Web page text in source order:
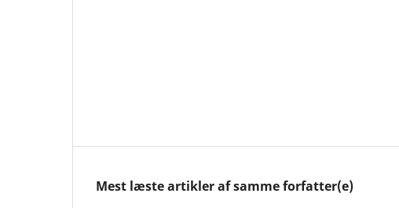
Mest læste artikler af samme forfatter(e)